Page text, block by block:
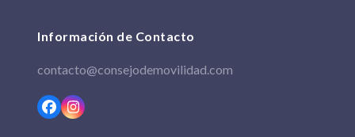
Información de Contacto
contacto@consejodemovilidad.com
Facebook
Instagram